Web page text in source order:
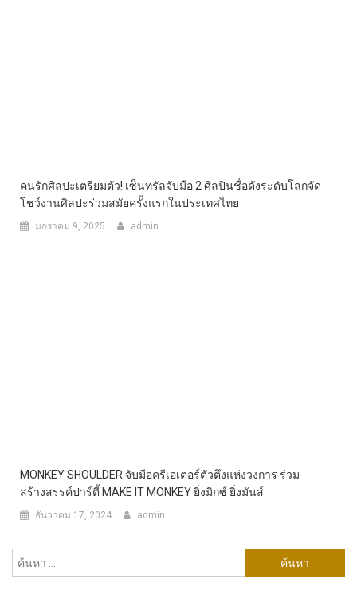
คนรักศิลปะเตรียมตัว! เซ็นทรัลจับมือ 2 ศิลปินชื่อดังระดับโลกจัด
โชว์งานศิลปะร่วมสมัยครั้งแรกในประเทศไทย
มกราคม 9, 2025 admin
MONKEY SHOULDER จับมือครีเอเตอร์ตัวตึงแห่งวงการ ร่วม
สร้างสรรค์ปาร์ตี้ MAKE IT MONKEY ยิ่งมิกซ์ ยิ่งมันส์
ธันวาคม 17, 2024 admin
สำหรับ: